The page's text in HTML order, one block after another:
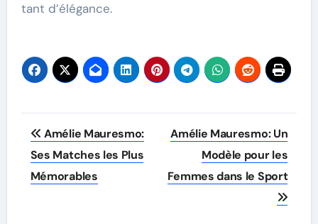
tant d’élégance.
Post
navigation
Amélie Mauresmo:
Ses Matches les Plus
Mémorables
Amélie Mauresmo: Un
Modèle pour les
Femmes dans le Sport